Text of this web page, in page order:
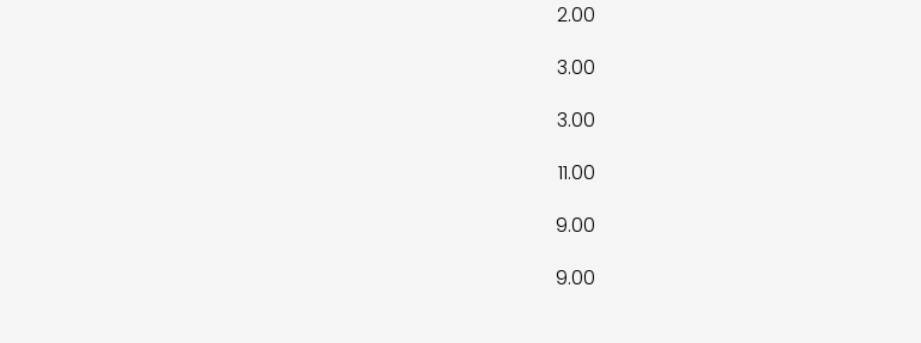
2.00
3.00
3.00
11.00
9.00
9.00